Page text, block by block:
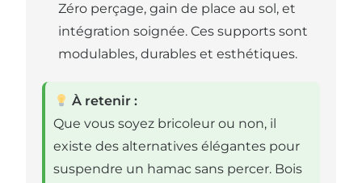
Zéro perçage, gain de place au sol, et
intégration soignée. Ces supports sont
modulables, durables et esthétiques.
À retenir :
Que vous soyez bricoleur ou non, il
existe des alternatives élégantes pour
suspendre un hamac sans percer. Bois